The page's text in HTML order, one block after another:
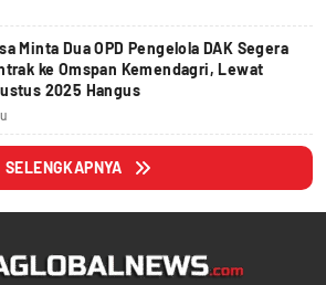
Minta Dua OPD Pengelola DAK Segera
ke Omspan Kemendagri, Lewat
2025 Hangus
SELENGKAPNYA